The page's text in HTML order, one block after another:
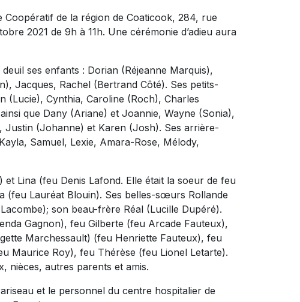
de la région de Coaticook, 284, rue
2021 de 9h à 11h. Une cérémonie d’adieu aura
ses enfants : Dorian (Réjeanne Marquis),
Jacques, Rachel (Bertrand Côté). Ses petits-
(Lucie), Cynthia, Caroline (Roch), Charles
que Dany (Ariane) et Joannie, Wayne (Sonia),
(Johanne) et Karen (Josh). Ses arrière-
Samuel, Lexie, Amara-Rose, Mélody,
Lina (feu Denis Lafond. Elle était la soeur de feu
(feu Lauréat Blouin). Ses belles-sœurs Rollande
son beau-frère Réal (Lucille Dupéré).
Gagnon), feu Gilberte (feu Arcade Fauteux),
Marchessault) (feu Henriette Fauteux), feu
Maurice Roy), feu Thérèse (feu Lionel Letarte).
nièces, autres parents et amis.
et le personnel du centre hospitalier de